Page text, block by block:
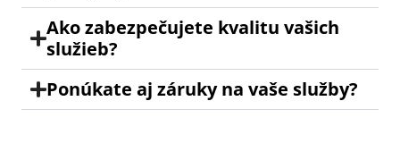
Ako zabezpečujete kvalitu vašich
služieb?
Ponúkate aj záruky na vaše služby?